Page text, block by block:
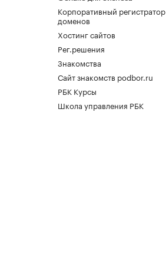
Корпоративный регистратор
доменов
Хостинг сайтов
Рег.решения
Знакомства
Сайт знакомств podbor.ru
РБК Курсы
Школа управления РБК